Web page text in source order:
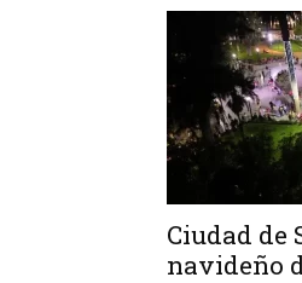
Ciudad de
navideño